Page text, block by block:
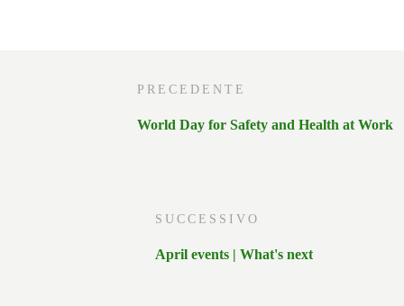
PRECEDENTE
World Day for Safety and Health at Work
SUCCESSIVO
April events | What's next